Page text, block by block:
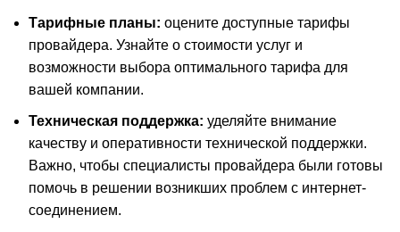
Тарифные планы: оцените доступные тарифы
провайдера. Узнайте о стоимости услуг и
возможности выбора оптимального тарифа для
вашей компании.
Техническая поддержка: уделяйте внимание
качеству и оперативности технической поддержки.
Важно, чтобы специалисты провайдера были готовы
помочь в решении возникших проблем с интернет-
соединением.